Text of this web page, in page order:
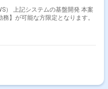
上記システムの基盤開発 本案
】が可能な方限定となります。